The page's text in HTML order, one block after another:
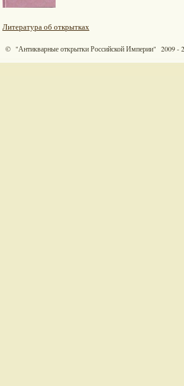
Литература об открытках
© "Антикварные открытки Российской Империи" 2009 -